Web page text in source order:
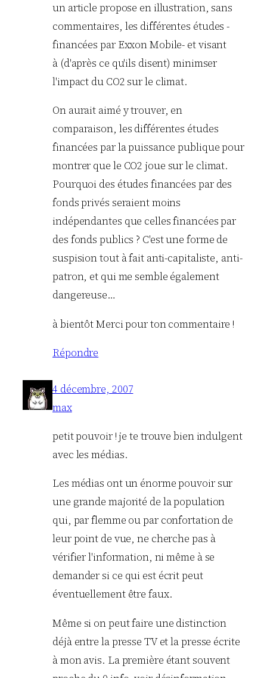
un article propose en illustration, sans
commentaires, les différentes études -
financées par Exxon Mobile- et visant
à (d'après ce qu'ils disent) minimser
l'impact du CO2 sur le climat.
On aurait aimé y trouver, en
comparaison, les différentes études
financées par la puissance publique pour
montrer que le CO2 joue sur le climat.
Pourquoi des études financées par des
fonds privés seraient moins
indépendantes que celles financées par
des fonds publics ? C'est une forme de
suspision tout à fait anti-capitaliste, anti-
patron, et qui me semble également
dangereuse…
à bientôt Merci pour ton commentaire !
Répondre
4 décembre, 2007
max
petit pouvoir ! je te trouve bien indulgent
avec les médias.
Les médias ont un énorme pouvoir sur
une grande majorité de la population
qui, par flemme ou par confortation de
leur point de vue, ne cherche pas à
vérifier l'information, ni même à se
demander si ce qui est écrit peut
éventuellement être faux.
Même si on peut faire une distinction
déjà entre la presse TV et la presse écrite
à mon avis. La première étant souvent